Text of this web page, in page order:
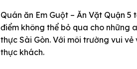
Quán ăn Em Guột – Ăn Vặt Quận 5
điểm không thể bỏ qua cho những
thực Sài Gòn. Với môi trường vui
thực khách.